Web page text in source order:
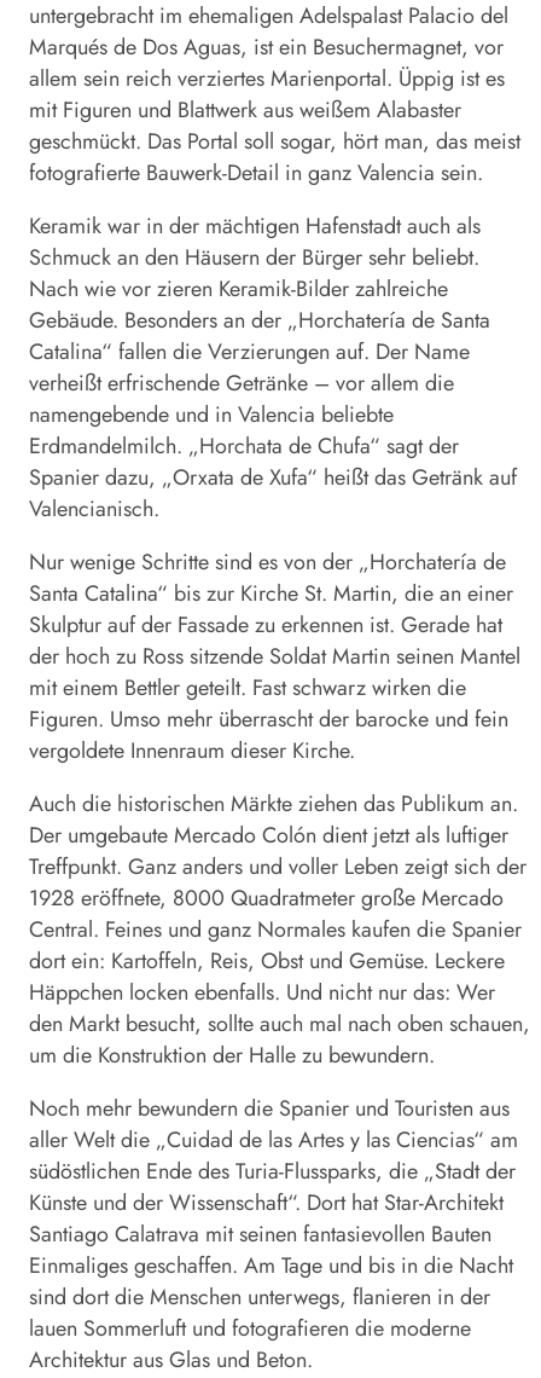
untergebracht im ehemaligen Adelspalast Palacio del
Marqués de Dos Aguas, ist ein Besuchermagnet, vor
allem sein reich verziertes Marienportal. Üppig ist es
mit Figuren und Blattwerk aus weißem Alabaster
geschmückt. Das Portal soll sogar, hört man, das meist
fotografierte Bauwerk-Detail in ganz Valencia sein.
Keramik war in der mächtigen Hafenstadt auch als
Schmuck an den Häusern der Bürger sehr beliebt.
Nach wie vor zieren Keramik-Bilder zahlreiche
Gebäude. Besonders an der „Horchatería de Santa
Catalina“ fallen die Verzierungen auf. Der Name
verheißt erfrischende Getränke – vor allem die
namengebende und in Valencia beliebte
Erdmandelmilch. „Horchata de Chufa“ sagt der
Spanier dazu, „Orxata de Xufa“ heißt das Getränk auf
Valencianisch.
Nur wenige Schritte sind es von der „Horchatería de
Santa Catalina“ bis zur Kirche St. Martin, die an einer
Skulptur auf der Fassade zu erkennen ist. Gerade hat
der hoch zu Ross sitzende Soldat Martin seinen Mantel
mit einem Bettler geteilt. Fast schwarz wirken die
Figuren. Umso mehr überrascht der barocke und fein
vergoldete Innenraum dieser Kirche.
Auch die historischen Märkte ziehen das Publikum an.
Der umgebaute Mercado Colón dient jetzt als luftiger
Treffpunkt. Ganz anders und voller Leben zeigt sich der
1928 eröffnete, 8000 Quadratmeter große Mercado
Central. Feines und ganz Normales kaufen die Spanier
dort ein: Kartoffeln, Reis, Obst und Gemüse. Leckere
Häppchen locken ebenfalls. Und nicht nur das: Wer
den Markt besucht, sollte auch mal nach oben schauen,
um die Konstruktion der Halle zu bewundern.
Noch mehr bewundern die Spanier und Touristen aus
aller Welt die „Cuidad de las Artes y las Ciencias“ am
südöstlichen Ende des Turia-Flussparks, die „Stadt der
Künste und der Wissenschaft“. Dort hat Star-Architekt
Santiago Calatrava mit seinen fantasievollen Bauten
Einmaliges geschaffen. Am Tage und bis in die Nacht
sind dort die Menschen unterwegs, flanieren in der
lauen Sommerluft und fotografieren die moderne
Architektur aus Glas und Beton.